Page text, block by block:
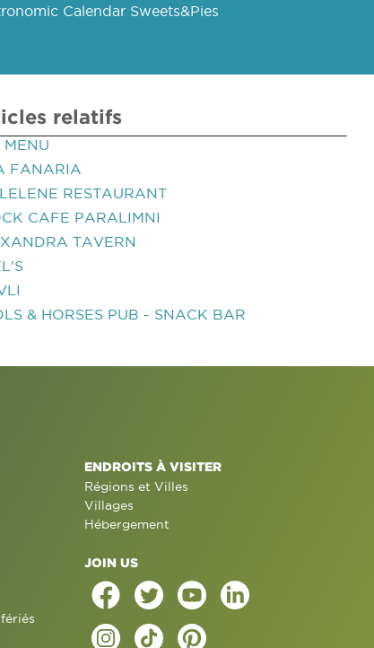
Calendar Sweets&Pies
relatifs
MENU
FANARIA
RESTAURANT
CAFE PARALIMNI
TAVERN
& HORSES PUB - SNACK BAR
ENDROITS À VISITER
Régions et Villes
Villages
Hébergement
JOIN US